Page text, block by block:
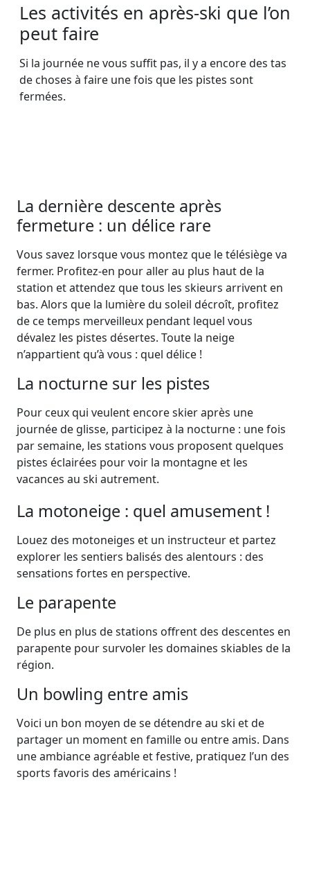
Les activités en après-ski que l’on
peut faire
Si la journée ne vous suffit pas, il y a encore des tas
de choses à faire une fois que les pistes sont
fermées.
La dernière descente après
fermeture : un délice rare
Vous savez lorsque vous montez que le télésiège va
fermer. Profitez-en pour aller au plus haut de la
station et attendez que tous les skieurs arrivent en
bas. Alors que la lumière du soleil décroît, profitez
de ce temps merveilleux pendant lequel vous
dévalez les pistes désertes. Toute la neige
n’appartient qu’à vous : quel délice !
La nocturne sur les pistes
Pour ceux qui veulent encore skier après une
journée de glisse, participez à la nocturne : une fois
par semaine, les stations vous proposent quelques
pistes éclairées pour voir la montagne et les
vacances au ski autrement.
La motoneige : quel amusement !
Louez des motoneiges et un instructeur et partez
explorer les sentiers balisés des alentours : des
sensations fortes en perspective.
Le parapente
De plus en plus de stations offrent des descentes en
parapente pour survoler les domaines skiables de la
région.
Un bowling entre amis
Voici un bon moyen de se détendre au ski et de
partager un moment en famille ou entre amis. Dans
une ambiance agréable et festive, pratiquez l’un des
sports favoris des américains !